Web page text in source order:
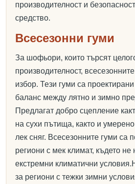
производителност и
средство.
Всесезонни гуми
За шофьори, които търсят
производителност,
избор. Тези гуми са
баланс между лятно и зимно
Предлагат добро сцепление
на сухи пътища, както и
лек сняг. Всесезонните гуми са
региони с мек климат, където не
екстремни климатични
за региони с тежки зимни